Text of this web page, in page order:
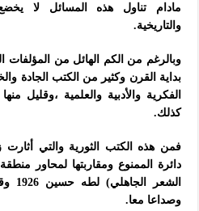
مادام تناول هذه المسائل لا
والتاريخية.
وبالرغم من الكم الهائل من المؤلفات
بداية القرن وكثير من الكتب الجادة
الفكرية والأدبية والعلمية ،وقليل
كذلك.
فمن هذه الكتب الثورية والتي أثارت
دائرة الممنوع ومقاربتها لمحاور
وصداعا معا.